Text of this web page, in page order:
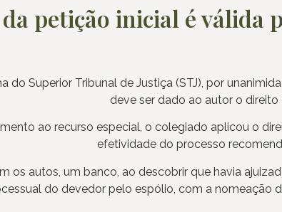
petição inicial é
do Superior Tribunal de Justiça (STJ), por
deve ser dado ao autor o
ao recurso especial, o colegiado aplicou o
efetividade do processo
os autos, um banco, ao descobrir que havia
do devedor pelo espólio, com a nomeação